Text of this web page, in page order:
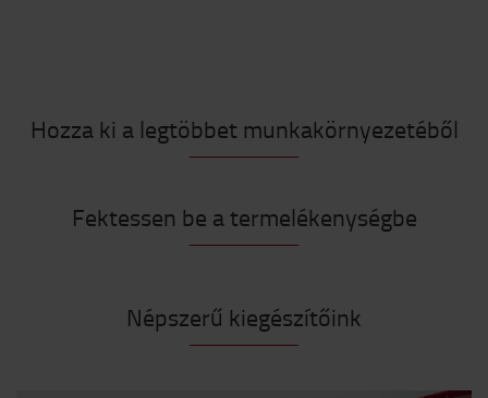
Hozza ki a legtöbbet munkakörnyezetéből
Fektessen be a termelékenységbe
Népszerű kiegészítőink